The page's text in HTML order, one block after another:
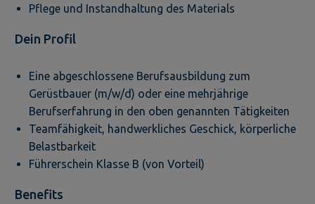
Pflege und Instandhaltung des Materials
Dein Profil
Eine abgeschlossene Berufsausbildung zum
Gerüstbauer (m/w/d) oder eine mehrjährige
Berufserfahrung in den oben genannten Tätigkeiten
Teamfähigkeit, handwerkliches Geschick, körperliche
Belastbarkeit
Führerschein Klasse B (von Vorteil)
Benefits